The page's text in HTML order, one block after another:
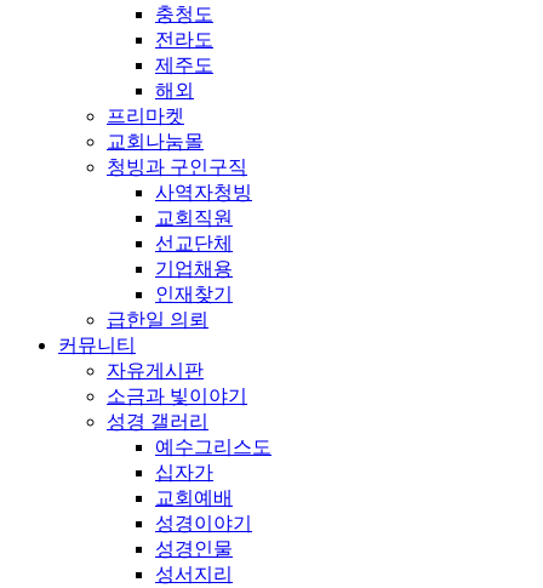
충청도
전라도
제주도
해외
프리마켓
교회나눔몰
청빙과 구인구직
사역자청빙
교회직원
선교단체
기업채용
인재찾기
급한일 의뢰
커뮤니티
자유게시판
소금과 빛이야기
성경 갤러리
예수그리스도
십자가
교회예배
성경이야기
성경인물
성서지리